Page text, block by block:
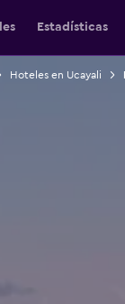
Estadísticas
Hoteles en Ucayali